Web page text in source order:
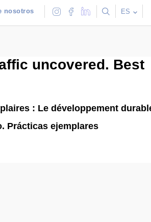
nosotros ES
uncovered. Best
: Le développement
Prácticas ejemplares